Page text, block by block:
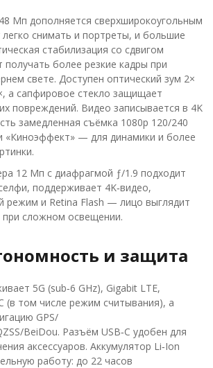
Мп дополняется сверхширокоугольным
снимать и портреты, и большие
стабилизация со сдвигом
более резкие кадры при
свете. Доступен оптический зум 2×
а сапфировое стекло защищает
повреждений. Видео записывается в 4K
замедленная съёмка 1080p 120/240
«Киноэффект» — для динамики и более
12 Мп с диафрагмой ƒ/1.9 подходит
поддерживает 4K‑видео,
режим и Retina Flash — лицо выглядит
при сложном освещении.
и защита
5G (sub‑6 GHz), Gigabit LTE,
(в том числе режим считывания), а
GPS/
BeiDou. Разъём USB‑C удобен для
аксессуаров. Аккумулятор Li‑Ion
работу: до 22 часов